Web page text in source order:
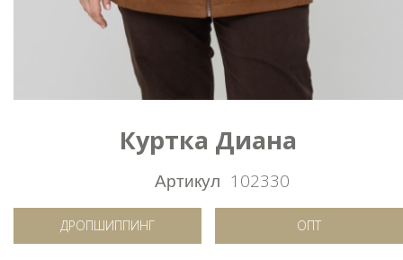
Куртка Диана
Артикул 102330
ДРОПШИППИНГ ОПТ